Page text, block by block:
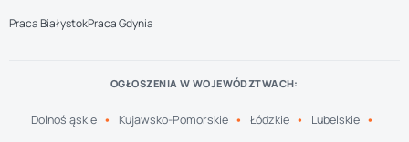
Praca BiałystokPraca Gdynia
OGŁOSZENIA W WOJEWÓDZTWACH:
Dolnośląskie Kujawsko-Pomorskie Łódzkie Lubelskie